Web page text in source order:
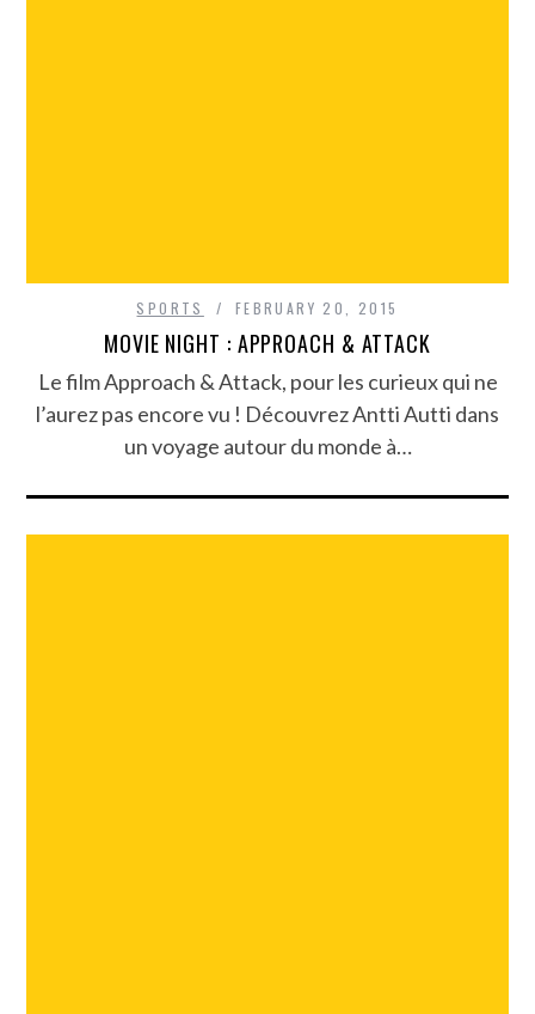
SPORTS FEBRUARY 20, 2015
MOVIE NIGHT : APPROACH & ATTACK
Le film Approach & Attack, pour les curieux qui ne
l’aurez pas encore vu ! Découvrez Antti Autti dans
un voyage autour du monde à…